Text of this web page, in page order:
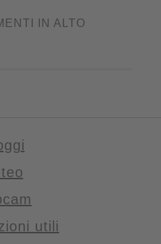
IN ALTO
utili